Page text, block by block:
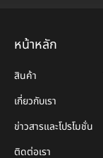
หน้าหลัก
สินค้า
เกี่ยวกับเรา
ข่าวสารและโปรโมชั่น
ติดต่อเรา